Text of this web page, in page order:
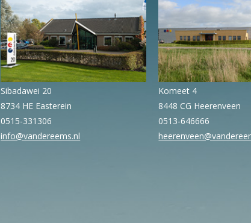
Sibadawei 20
8734 HE Easterein
0515-331306
info@vandereems.nl
Komeet 4
8448 CG Heerenveen
0513-646666